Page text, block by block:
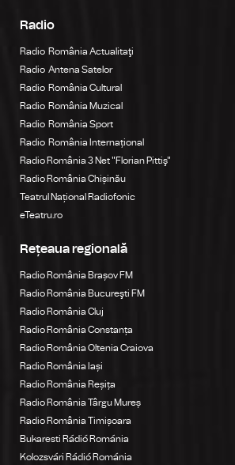
Radio
Radio România Actualitaţi
Radio Antena Satelor
Radio România Cultural
Radio România Muzical
Radio România Sport
Radio România Internațional
Radio România 3 Net "Florian Pittiş"
Radio România Chișinău
Teatrul Național Radiofonic
eTeatru.ro
Rețeaua regională
Radio România Brașov FM
Radio România Bucureşti FM
Radio România Cluj
Radio România Constanța
Radio România Oltenia Craiova
Radio România Iași
Radio România Reșița
Radio România Târgu Mureș
Radio România Timișoara
Bukaresti Rádió Románia
Kolozsvári Rádió Románia